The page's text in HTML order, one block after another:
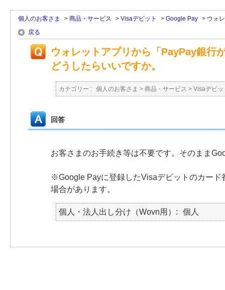
個人のお客さま > 商品・サービス > Visaデビット > Google Pay > ウォ
戻る
ウォレットアプリから「PayPay銀行
どうしたらいいですか。
カテゴリー : 個人のお客さま > 商品・サービス > Visaデビッ
回答
お客さまのお手続き等は不要です。そのまま
※Google Payに登録したVisaデビットのカー
場合があります。
個人・法人出し分け（Wovn用） 個人